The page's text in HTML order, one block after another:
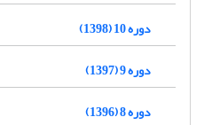
دوره 10 (1398)
دوره 9 (1397)
دوره 8 (1396)